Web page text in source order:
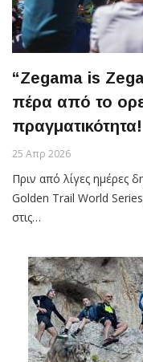
“Zegama is
πέρα από το
πραγματικότητα!
25 Απρ 2026
Πριν από λίγες ημέρες
Golden Trail World
στις…